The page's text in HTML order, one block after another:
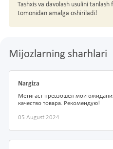
Tashxis va davolash usulini
tomonidan amalga oshiriladi!
Mijozlarning sharhlari
Nargiza
Метигаст превзошел мои
качество товара. Рекомендую!
05 August 2024